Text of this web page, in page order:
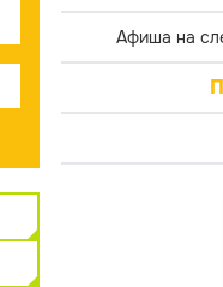
Афиша на